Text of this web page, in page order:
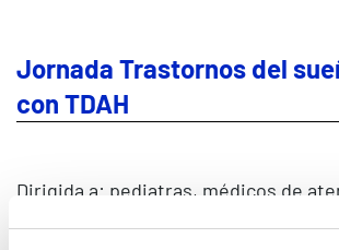
Jornada Trastornos del
con TDAH
Dirigida a: pediatras, médicos de